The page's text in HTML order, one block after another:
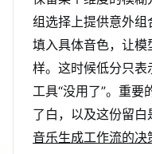
组选择上提供意外
填入具体音色，让
样。这时候低分只
工具“没用了”。重要
了白，以及这份留
音乐生成工作流的决